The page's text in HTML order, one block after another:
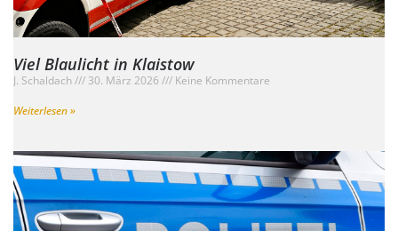
Viel Blaulicht in Klaistow
J. Schaldach 30. März 2026
Keine Kommentare
Weiterlesen »